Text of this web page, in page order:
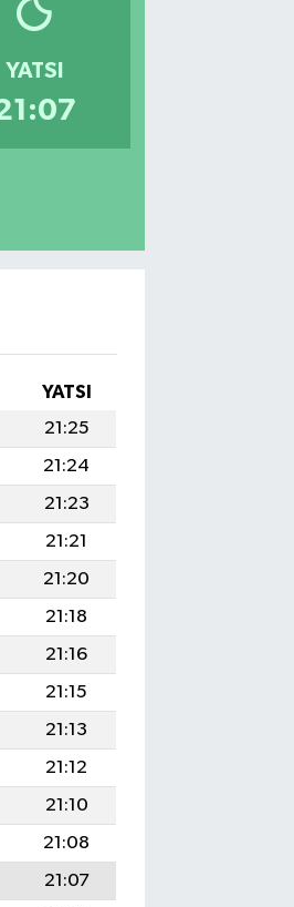
YATSI
YATSI
21:25
21:24
21:23
21:21
21:20
21:18
21:16
21:15
21:13
21:12
21:10
21:08
21:07